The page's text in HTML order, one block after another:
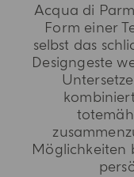
Acqua di
Form einer
selbst das
Designgeste
Möglichkeiten